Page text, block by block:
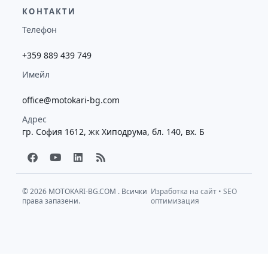
КОНТАКТИ
Телефон
+359 889 439 749
Имейл
office@motokari-bg.com
Адрес
гр. София 1612, жк Хиподрума, бл. 140, вх. Б
F
a
c
b
o
Y
o
u
u
b
L
i
n
e
d
R
s
s
© 2026 MOTOKARI-BG.COM . Всички
права запазени.
Изработка на сайт •SEO
оптимизация